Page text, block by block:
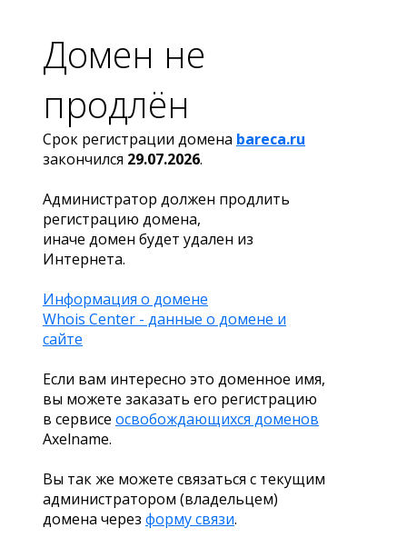
Домен не
продлён
Срок регистрации домена bareca.ru
закончился 29.07.2026.
Администратор должен продлить
регистрацию домена,
иначе домен будет удален из
Интернета.
Информация о домене
Whois Center - данные о домене и
сайте
Если вам интересно это доменное имя,
вы можете заказать его регистрацию
в сервисе освобождающихся доменов
Axelname.
Вы так же можете связаться с текущим
администратором (владельцем)
домена через форму связи.